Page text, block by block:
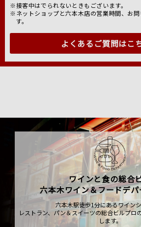
※接客中はでられないときもございます。
※ネットショップと六本木店の営業時間、お
す。
よくあるご質問はこ
ワインと食の総合
六本木ワイン＆フードデ
六本木駅徒歩1分にあるワインシ
レストラン、パン＆スイーツの総合ビルプロ
します。